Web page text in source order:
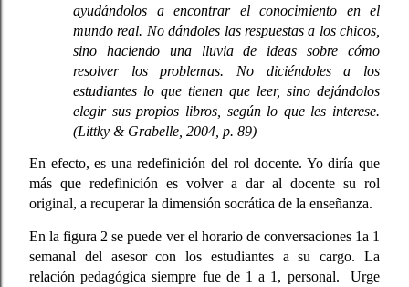
ayudándolos a encontrar el conocimiento en el
mundo real. No dándoles las respuestas a los chicos,
sino haciendo una lluvia de ideas sobre cómo
resolver los problemas. No diciéndoles a los
estudiantes lo que tienen que leer, sino dejándolos
(Littky & Grabelle, 2004, p. 89)
En efecto, es una redefinición del rol docente. Yo diría que
más que redefinición es volver a dar al docente su rol
original, a recuperar la dimensión socrática de la enseñanza.
En la figura 2 se puede ver el horario de conversaciones 1a 1
semanal del asesor con los estudiantes a su cargo. La
relación pedagógica siempre fue de 1 a 1, personal.  Urge